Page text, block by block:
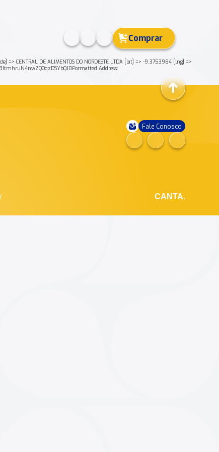
Comprar
=> CENTRAL DE ALIMENTOS DO NORDESTE LTDA [lat] => -9.3753984 [lng] =>
Address:
Fale Conosco
CANTA.